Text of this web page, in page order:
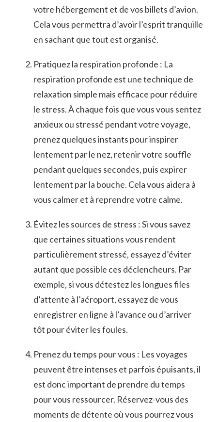
votre hébergement et de vos‌ billets d’avion.‍
Cela vous ⁣permettra d’avoir ‌l’esprit tranquille⁢
en ⁣sachant que tout est organisé.
Pratiquez la respiration​ profonde‍ : La
respiration profonde est une technique de
relaxation‍ simple mais efficace ⁣pour réduire
le stress. À chaque fois ‌que vous ​vous sentez
anxieux ou stressé pendant votre voyage,
prenez quelques instants ⁤pour‍ inspirer
lentement par le ⁣nez, retenir ⁢votre souffle
pendant quelques secondes, puis⁤ expirer
lentement par la bouche. Cela vous ⁤aidera ‍à
vous ‍calmer⁢ et​ à reprendre votre calme.
Évitez les sources‍ de⁣ stress : ⁤Si vous savez⁤
que certaines‍ situations vous rendent
particulièrement stressé, essayez d’éviter
⁤autant que possible ces déclencheurs. Par
exemple, ⁤si vous détestez les‍ longues files
d’attente à ‌l’aéroport, essayez de vous
enregistrer en ⁢ligne à ⁤l’avance​ ou d’arriver
tôt pour éviter les ⁤foules.
Prenez du⁤ temps‍ pour vous : Les ⁤voyages
peuvent être⁣ intenses et parfois ⁢épuisants,‌ il
est ⁣donc important de prendre du⁤ temps
pour vous ‍ressourcer. Réservez-vous des
moments de détente où vous pourrez vous‌